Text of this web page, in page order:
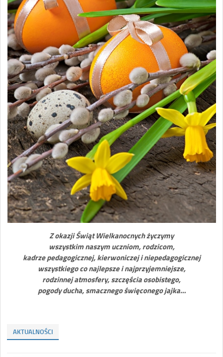
Z okazji Świąt Wielkanocnych życzymy
wszystkim naszym uczniom, rodzicom,
kadrze pedagogicznej, kierwoniczej i niepedagogicznej
wszystkiego co najlepsze i najprzyjemniejsze,
rodzinnej atmosfery, szczęścia osobistego,
pogody ducha, smacznego święconego jajka…
AKTUALNOŚCI